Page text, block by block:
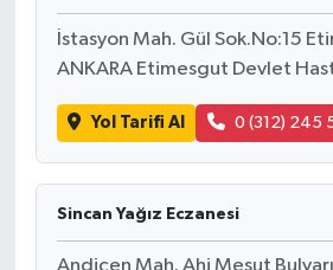
İstasyon Mah. Gül Sok.No:15
ANKARA Etimesgut Devlet
Yol Tarifi Al 0 (312) 245
Sincan Yağız Eczanesi
Andiçen Mah. Ahi Mesut